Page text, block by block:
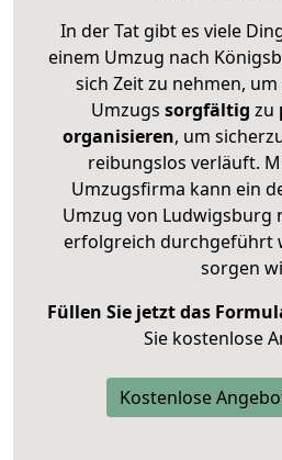
In der Tat gibt es viele
einem Umzug nach
sich Zeit zu nehmen,
Umzugs sorgfältig zu
organisieren, um
reibungslos verläuft.
Umzugsfirma kann ein
Umzug von Ludwigsburg
erfolgreich durchgeführt
sorgen
Füllen Sie jetzt das
Sie kostenlose
Kostenlose